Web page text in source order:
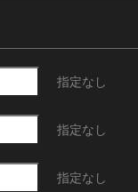
指定なし
指定なし
指定なし